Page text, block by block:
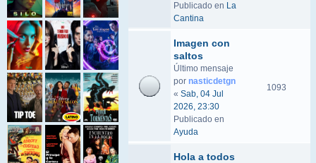
Publicado en La
Cantina
Imagen con
saltos
Último mensaje
por nasticdetgn
« Sab, 04 Jul
2026, 23:30
Publicado en
Ayuda
1093
Hola a todos